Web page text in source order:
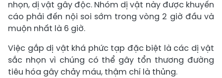
nhọn, dị vật gây độc. Nhóm dị vật này được khuyến
cáo phải đến nội soi sớm trong vòng 2 giờ đầu và
muộn nhất là 6 giờ.
Việc gắp dị vật khá phức tạp đặc biệt là các dị vật
sắc nhọn vì chúng có thể gây tổn thương đường
tiêu hóa gây chảy máu, thậm chí là thủng.